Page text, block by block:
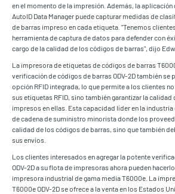
en el momento de la impresión. Además, la
AutoID Data Manager puede capturar medidas de
de barras impreso en cada etiqueta. "Tenemos
herramienta de captura de datos para defender con
cargo de la calidad de los códigos de barras", dijo
La impresora de etiquetas de códigos de barras
verificación de códigos de barras ODV-2D también se
opción RFID integrada, lo que permite a los clientes
sus etiquetas RFID, sino también garantizar la
impresos en ellas. Esta capacidad líder en la
de cadena de suministro minorista donde los
calidad de los códigos de barras, sino que también
sus envíos.
Los clientes interesados en agregar la potente
ODV-2D a su flota de impresoras ahora pueden
impresora industrial de gama media T6000e. La
T6000e ODV-2D se ofrece a la venta en los Estados